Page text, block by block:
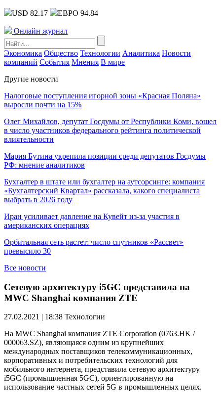
USD 82.17 ЕВРО 94.84
Онлайн журнал
Экономика Общество Технологии Аналитика Новости
компаний События Мнения В мире
Другие новости
Налоговые поступления игорной зоны «Красная Поляна»
выросли почти на 15%
Олег Михайлов, депутат Госдумы от Республики Коми, вошел
в число участников федерального рейтинга политической
влиятельности
Мария Бутина укрепила позиции среди депутатов Госдумы
РФ: мнение аналитиков
Бухгалтер в штате или бухгалтер на аутсорсинге: компания
«Бухгалтерский Квартал» рассказала, какого специалиста
выбрать в 2026 году
Иран усиливает давление на Кувейт из-за участия в
американских операциях
Орбитальная сеть растет: число спутников «Рассвет»
превысило 30
Все новости
Cетевую архитектуру i5GC представила на
MWC Shanghai компания ZTE
27.02.2021 | 18:38 Технологии
На MWC Shanghai компания ZTE Corporation (0763.HK /
000063.SZ), являющаяся одним из крупнейших
международных поставщиков телекоммуникационных,
корпоративных и потребительских технологий для
мобильного интернета, представила сетевую архитектуру
i5GC (промышленная 5GC), ориентированную на
использование частных сетей 5G в промышленных целях.